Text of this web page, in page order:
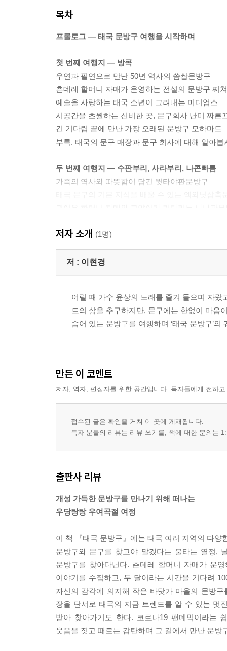
목차
프롤로그 ― 태국 문방구 여행을 시작하며
첫 번째 여행지 ― 방콕
우연과 필연으로 만난 50년 역사의 씀쌉문방구
츤데레 할머니 자매가 운영하는 전설의 문방구 찌
예술을 사랑하는 태국 소년이 그려내는 미디엄스
시공간을 초월하는 신비한 곳, 문구회사 난미 짜른
긴 기다림 끝에 만난 가장 오래된 문방구 모하마드
부록. 태국의 문구 매장과 문구 회사에 대해 알아봅
두 번째 여행지 ― 수판부리, 사라부리, 나콘빠톰
가족의 역사와 따뜻함이 담긴 윗타야판문방구
귀여운 할머니 자매와 고양이가 기다리는 나나판
부록. 태국에만 있는 문구를 알아봅시다
세 번째 여행지 ― 치앙마이, 빠이, 치앙라이
예술의 도시 치앙라이에서 만난 예술적 문방구
부록. 태국 문방구에서 만날 수 있는 추억의 불량
부록. 태국 곳곳에서 역사와 문화가 담긴 문구를 찾
다섯 번째 여행지 ― 콘깬, 깔라신
55년 동안 지역 주민과 함께해온 쓱사판콘깬문방구
소도시의 소소한 즐거움이 가득한 깔라신 문방구
에필로그 ― 태국 문방구 여행에서 돌아오며
이 책에 소개된 장소들
참고 자료
저자 소개 (1명)
저 : 이현경
어릴 때 가수 윤상의 노래를 즐겨 들으며 자
트의 삶을 추구하지만, 문구에는 한없이 마음
숨어 있는 문방구를 여행하며 ‘태국 문방구’의
만든 이 코멘트
저자, 역자, 편집자를 위한 공간입니다. 독자들에게 전하
접수된 글은 확인을 거쳐 이 곳에 게재됩니다.
독자 분들의 리뷰는 리뷰 쓰기를, 책에 대한 문의는
출판사 리뷰
개성 가득한 문방구를 만나기 위해 떠나는
우당탕탕 우여곡절 여정
이 책 『태국 문방구』에는 태국 여러 지역의 다
문방구와 문구를 찾고야 말겠다는 불타는 열정,
문방구를 찾아다닌다. 츤데레 할머니 자매가 운
이야기를 수집하고, 두 달이라는 시간을 기다려
자신의 감각에 의지해 작은 바닷가 마을의 문방
장을 단서로 태국의 지금 트렌드를 알 수 있는 멋
받아 찾아가기도 한다. 코로나19 팬데믹이라는
웃음을 짓고 때로는 감탄하며 그 길에서 만난 문